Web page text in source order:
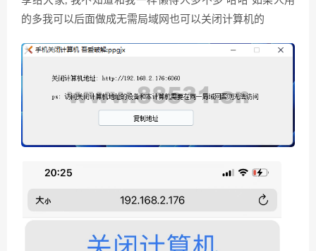
的多我可以后面做成无需局域网也可以关闭计算机的